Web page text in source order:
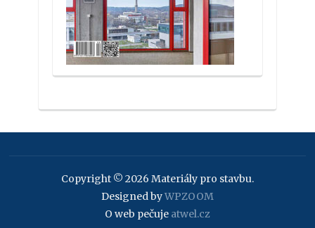
Copyright © 2026 Materiály pro stavbu.
Designed byWPZOOM
O web pečuje atwel.cz